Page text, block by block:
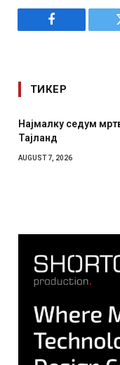
Facebook
ТИКЕР
училиште во